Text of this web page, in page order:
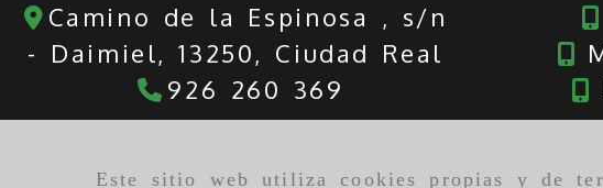
Este sitio web utiliza cookies propias y de
Camino de la Espinosa , s/n
- Daimiel,13250, Ciudad Real
926 260 369